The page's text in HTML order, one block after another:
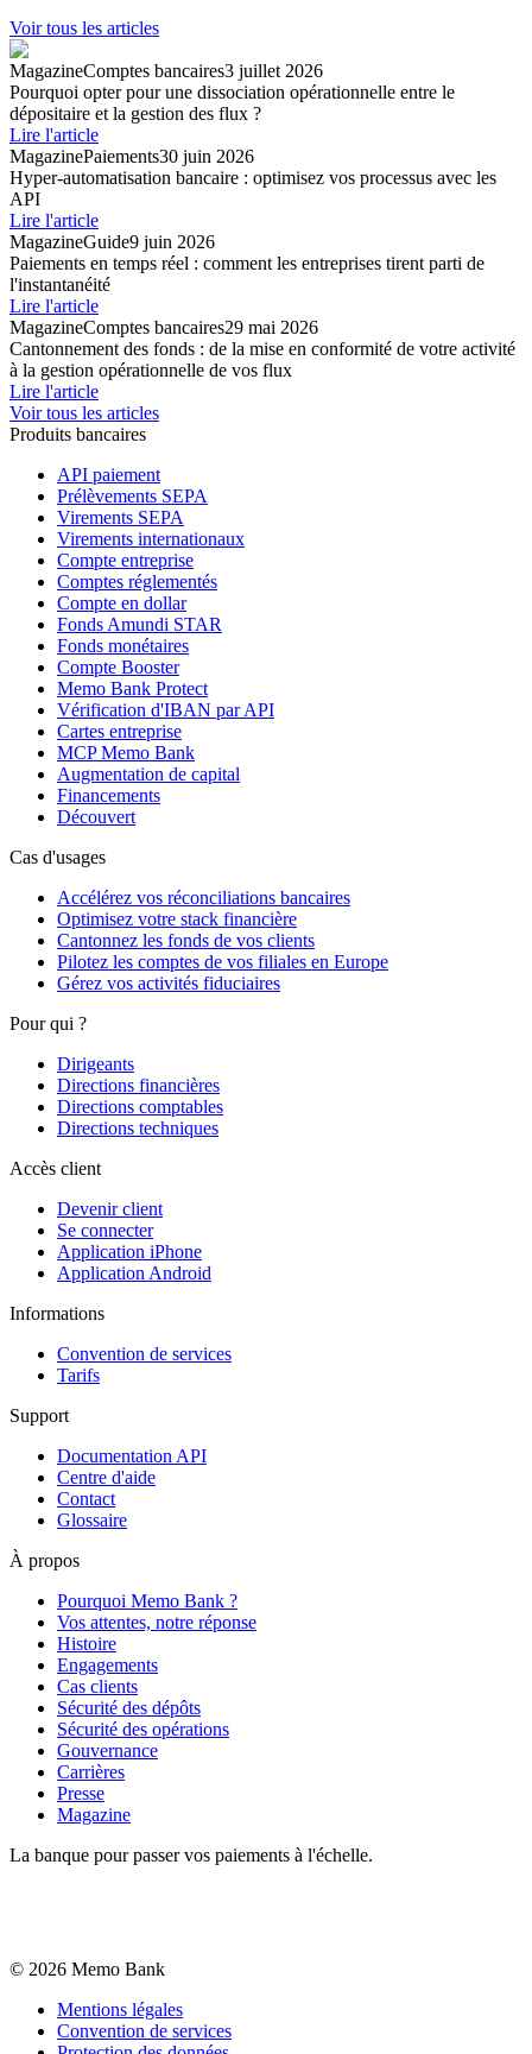
Voir tous les articles
MagazineComptes bancaires3 juillet 2026
Pourquoi opter pour une dissociation opérationnelle entre le
dépositaire et la gestion des flux ?
Lire l'article
MagazinePaiements30 juin 2026
Hyper-automatisation bancaire : optimisez vos processus avec les
API
Lire l'article
MagazineGuide9 juin 2026
Paiements en temps réel : comment les entreprises tirent parti de
l'instantanéité
Lire l'article
MagazineComptes bancaires29 mai 2026
Cantonnement des fonds : de la mise en conformité de votre activité
à la gestion opérationnelle de vos flux
Lire l'article
Voir tous les articles
Produits bancaires
API paiement
Prélèvements SEPA
Virements SEPA
Virements internationaux
Compte entreprise
Comptes réglementés
Compte en dollar
Fonds Amundi STAR
Fonds monétaires
Compte Booster
Memo Bank Protect
Vérification d'IBAN par API
Cartes entreprise
MCP Memo Bank
Augmentation de capital
Financements
Découvert
Cas d'usages
Accélérez vos réconciliations bancaires
Optimisez votre stack financière
Cantonnez les fonds de vos clients
Pilotez les comptes de vos filiales en Europe
Gérez vos activités fiduciaires
Pour qui ?
Dirigeants
Directions financières
Directions comptables
Directions techniques
Accès client
Devenir client
Se connecter
Application iPhone
Application Android
Informations
Convention de services
Tarifs
Support
Documentation API
Centre d'aide
Contact
Glossaire
À propos
Pourquoi Memo Bank ?
Vos attentes, notre réponse
Histoire
Engagements
Cas clients
Sécurité des dépôts
Sécurité des opérations
Gouvernance
Carrières
Presse
Magazine
La banque pour passer vos paiements à l'échelle.
© 2026 Memo Bank
Mentions légales
Convention de services